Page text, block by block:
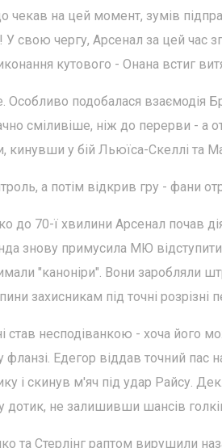
чекав на цей момент, зумів
У свою чергу, Арсенал за цей час
кутового - Онана встиг
подобалася взаємодія
сміливіше, ніж до перерви - а
кинувши у бій Льюїса-Скеллі та
а потім відкрив гру - фани
до 70-ї хвилини Арсенал почав
знову примусила МЮ відступити
"каноніри". Вони заробляли
захисникам під точні розрізні
став несподіванкою - хоча його
Едегор віддав точний пас
і скинув м'яч під удар Райсу.
дотик, не залишивши шансів
та Стерлінг раптом вирушили